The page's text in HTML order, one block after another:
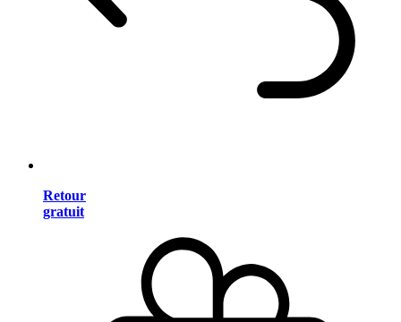
Retour
gratuit